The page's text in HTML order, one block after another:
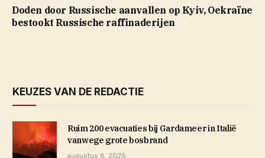
Doden door Russische aanvallen op Kyiv, Oekraïne
bestookt Russische raffinaderijen
KEUZES VAN DE REDACTIE
Ruim 200 evacuaties bij Gardameer in Italië
vanwege grote bosbrand
augustus 8, 2026